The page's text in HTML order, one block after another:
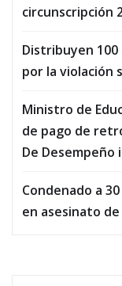
circunscripción
Distribuyen 100
por la violación
Ministro de
de pago de
De Desempeño
Condenado a
en asesinato de